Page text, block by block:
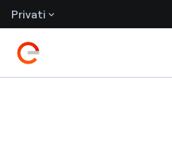
Privati